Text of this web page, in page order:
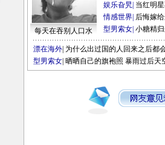
每天在吞别人口水
娱乐旮旯 当红明
情感世界 后悔嫁
型男索女 小糖精
漂在海外 为什么出过国的人回来之后都
型男索女 晒晒自己的旗袍照 暴雨过后天